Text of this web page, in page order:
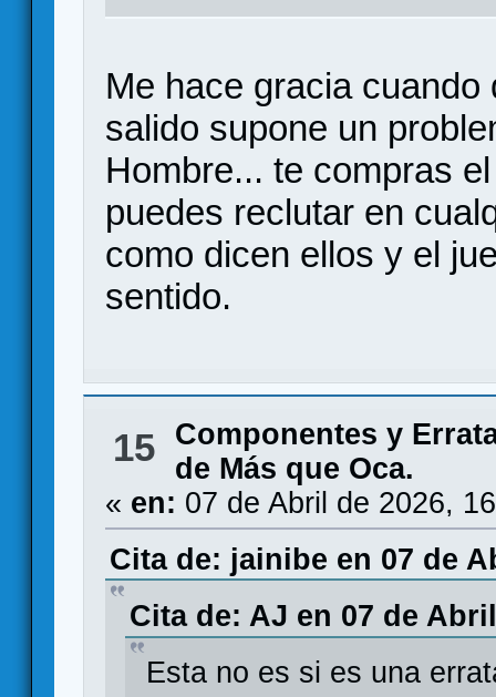
Me hace gracia
salido supone un
Hombre... te compras
puedes reclutar en
como dicen ellos y el
sentido.
15
Componentes y
de Más que Oca.
« en: 07 de Abril de 2026,
Cita de: jainibe en 07 de
Cita de: AJ en 07 de
Esta no es si es una